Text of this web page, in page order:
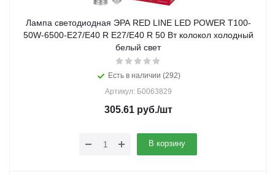
Лампа светодиодная ЭРА RED LINE LED POWER T100-
50W-6500-E27/E40 R E27/E40 R 50 Вт колокол холодный
белый свет
Есть в наличии (292)
Артикул: Б0063829
305.61руб./шт
В корзину